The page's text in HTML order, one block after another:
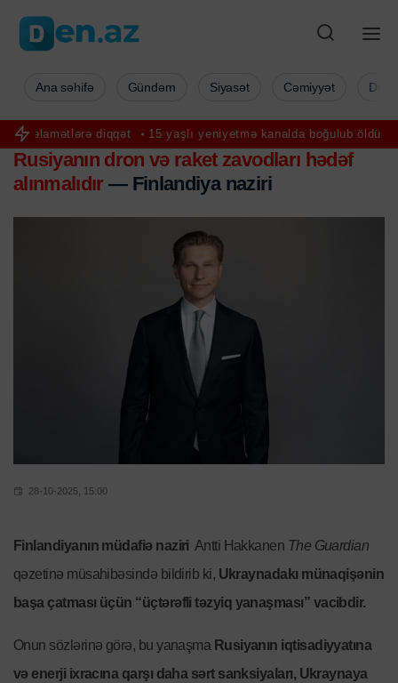
diqqət 15 yaşlı yeniyetmə kanalda boğulub öldü “Saffren” və
Ana səhifə Gündəm Siyasət Cəmiyyət
Rusiyanın dron və raket zavodları hədəf
alınmalıdır — Finlandiya naziri
28-10-2025, 15:00
Finlandiyanın müdafiə naziri Antti Hakkanen The Guardian
qəzetinə müsahibəsində bildirib ki, Ukraynadakı münaqişənin
başa çatması üçün “üçtərəfli təzyiq yanaşması” vacibdir.
Onun sözlərinə görə, bu yanaşma Rusiyanın iqtisadiyyatına
və enerji ixracına qarşı daha sərt sanksiyaları, Ukraynaya